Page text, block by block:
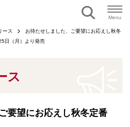
Menu
ース
お待たせしました、ご要望にお応えし秋冬
日（月）より発売
ス
要望にお応えし秋冬定番